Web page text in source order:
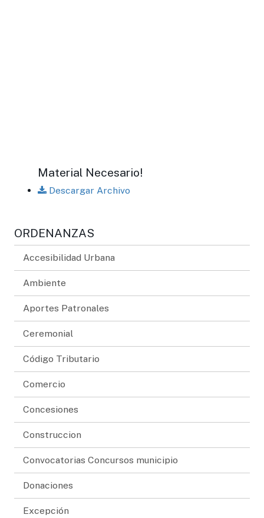
Material Necesario!
Descargar Archivo
ORDENANZAS
Accesibilidad Urbana
Ambiente
Aportes Patronales
Ceremonial
Código Tributario
Comercio
Concesiones
Construccion
Convocatorias Concursos municipio
Donaciones
Excepción